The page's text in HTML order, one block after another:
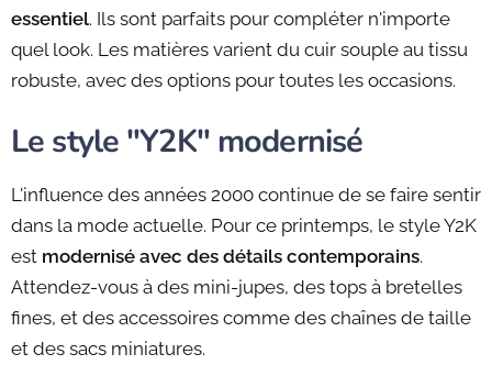
essentiel. Ils sont parfaits pour compléter n'importe
quel look. Les matières varient du cuir souple au tissu
robuste, avec des options pour toutes les occasions.
Le style "Y2K" modernisé
L'influence des années 2000 continue de se faire sentir
dans la mode actuelle. Pour ce printemps, le style Y2K
est modernisé avec des détails contemporains.
Attendez-vous à des mini-jupes, des tops à bretelles
fines, et des accessoires comme des chaînes de taille
et des sacs miniatures.